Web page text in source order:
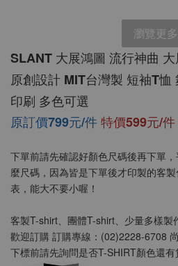
SLANT 素面中性 短袖T
100%精梳環紡棉 亞洲版
瀏覽更多
SLANT 大展鴻圖 流行神曲
原創設計 MIT台灣製 短袖T
印刷 多色可選
原訂價799元/件 特價599元/件
下單前請先確認好顏色尺碼後再下單
麼尺碼，因為皆是下單後才印製的客
表，能大不要小喔！
客製T-shirt、團體T-shirt、少量多樣製
歡迎訂購 訂購專線：(02)2228-6708
下標前請先詢問是否T-SHIRT顏色還有